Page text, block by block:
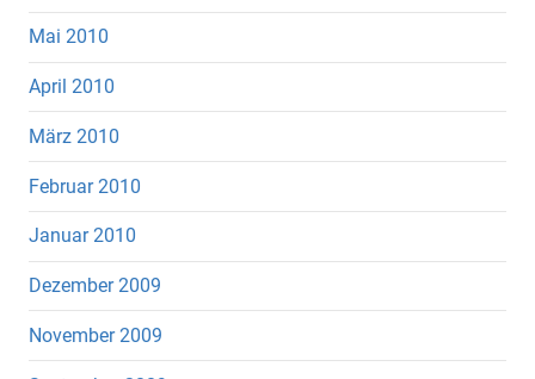
Mai 2010
April 2010
März 2010
Februar 2010
Januar 2010
Dezember 2009
November 2009